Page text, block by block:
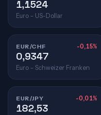
1,1524
Euro – US-Dollar
EUR/CHF -0,15%
0,9347
Euro – Schweizer Franken
EUR/JPY -0,01%
182,53